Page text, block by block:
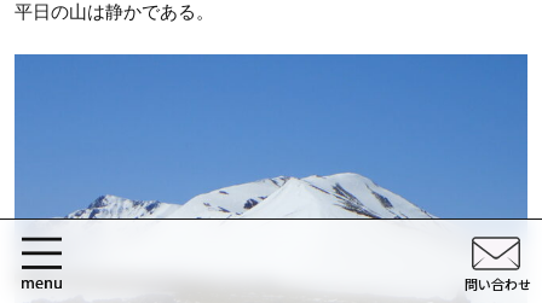
問い合わせ
平日の山は静かである。